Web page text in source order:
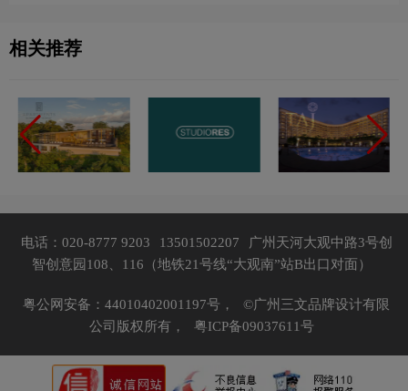
相关推荐
电话：020-8777 9203 13501502207
广州天河大观中路3号创
智创意园108、116（地铁21号线“大观南”站B出口对面）
粤公网安备：44010402001197号，
©广州三文品牌设计有限
公司版权所有，
粤ICP备09037611号